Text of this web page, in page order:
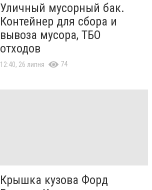
Уличный мусорный бак.
Контейнер для сбора и
вывоза мусора, ТБО
отходов
12:40, 26 липня 74
Крышка кузова Форд